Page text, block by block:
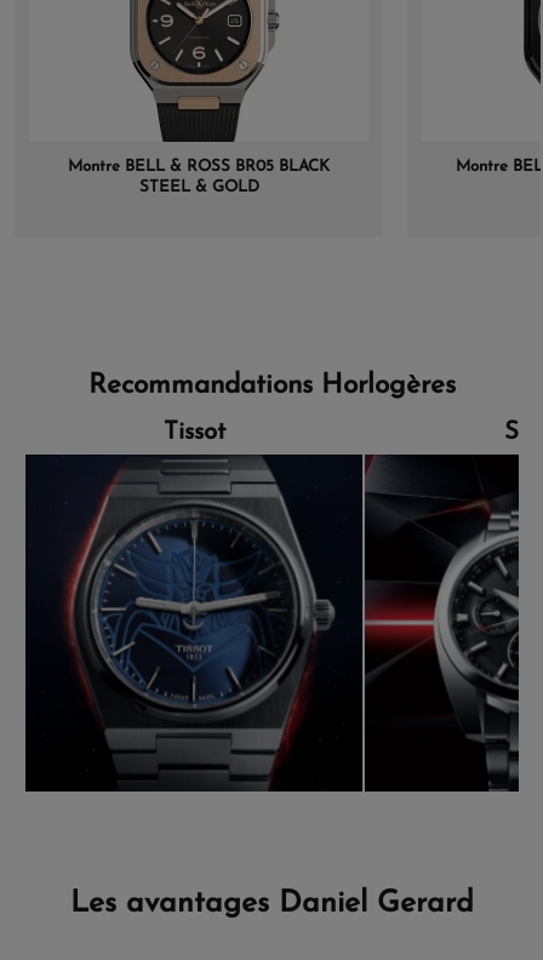
Montre BELL & ROSS BR05 BLACK
STEEL & GOLD
Montre
Recommandations Horlogères
Tissot
Les avantages Daniel Gerard